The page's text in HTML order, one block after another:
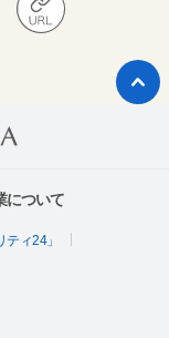
について
ィ24」